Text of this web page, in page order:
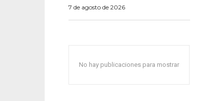
7 de agosto de 2026
No hay publicaciones para mostrar